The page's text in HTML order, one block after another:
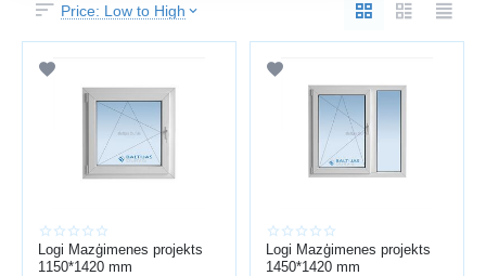
Price: Low to High
Logi Mazģimenes projekts
1150*1420 mm
Logi Mazģimenes projekts
1450*1420 mm